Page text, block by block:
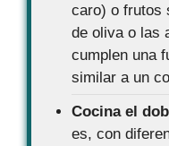
caro) o frutos
de oliva o las
cumplen una
similar a un
Cocina el
es, con